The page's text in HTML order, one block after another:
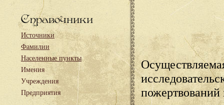
Справочники
Источники
Фамилии
Населенные пункты
Имения
Учреждения
Предприятия
пожертвований